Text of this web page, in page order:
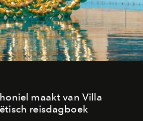
maakt van Villa
reisdagboek